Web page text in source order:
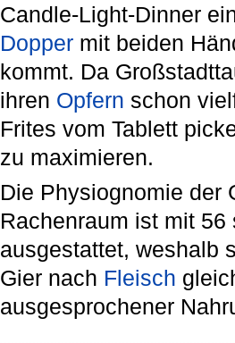
Candle-Light-Dinner
Dopper mit beiden
kommt. Da
ihren Opfern schon
Frites vom Tablett
zu maximieren.
Die Physiognomie der
Rachenraum ist mit
ausgestattet, weshalb
Gier nach Fleisch
ausgesprochener